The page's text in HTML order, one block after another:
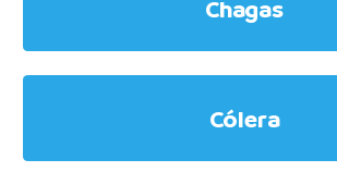
Chagas
Cólera